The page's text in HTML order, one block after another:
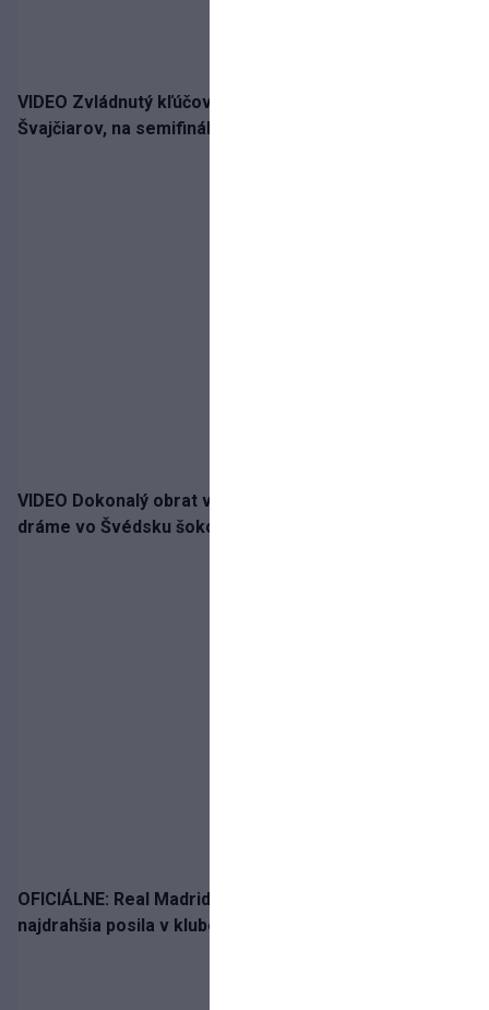
VIDEO Zvládnutý kľúčový krok! Osemnástka zdolala
Švajčiarov, na semifinále potrebuje pomoc favorita
VIDEO Dokonalý obrat v nadstavenom čase! Slovan po
dráme vo Švédsku šokoval Mjällby a vezie výhru
OFICIÁLNE: Real Madrid rozbil bank. Z Lipska prichádza
najdrahšia posila v klubovej histórii